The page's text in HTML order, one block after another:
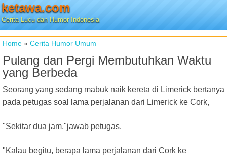
ketawa.com
Cerita Lucu dan Humor Indonesia
Home » Cerita Humor Umum
Pulang dan Pergi Membutuhkan Waktu
yang Berbeda
Seorang yang sedang mabuk naik kereta di Limerick bertanya
pada petugas soal lama perjalanan dari Limerick ke Cork,
"Sekitar dua jam,"jawab petugas.
"Kalau begitu, berapa lama perjalanan dari Cork ke